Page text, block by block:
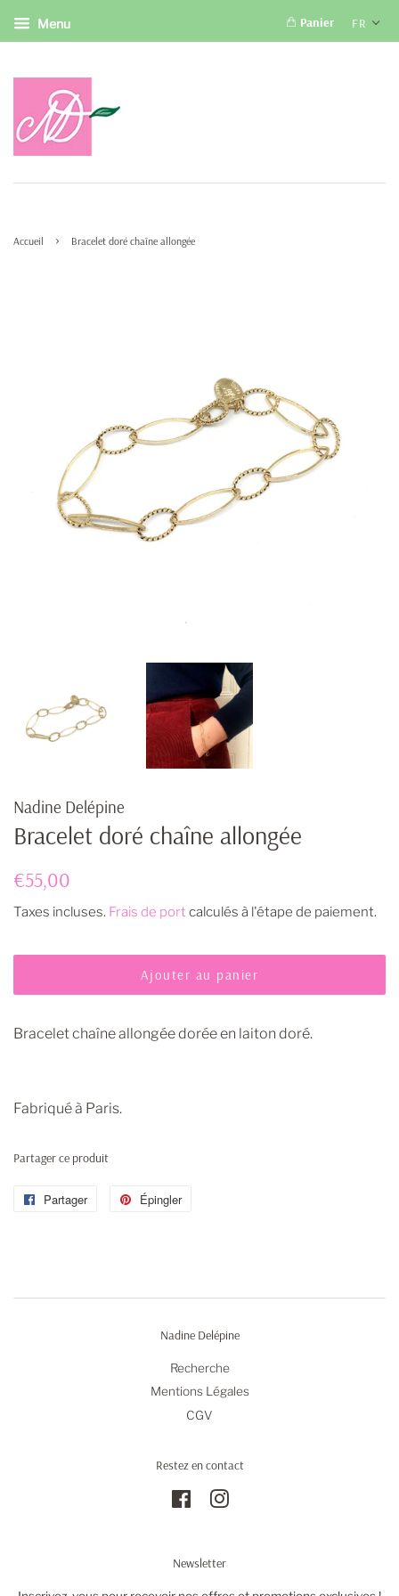
Menu FR
Panier
Accueil › Bracelet doré chaîne allongée
Nadine Delépine
Bracelet doré chaîne allongée
Prix
€55,00
Taxes incluses. Frais de port calculés à l'étape de paiement.
Ajouter au panier
Bracelet chaîne allongée dorée en laiton doré.
Fabriqué à Paris.
Partager ce produit
Partager
Partager Épingler
Nadine Delépine
Recherche
Mentions Légales
CGV
Restez en contact
FacebookInstagram
Newsletter